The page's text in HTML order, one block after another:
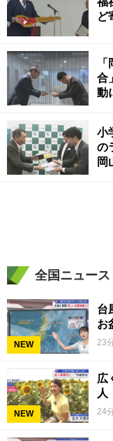
ど
合
動
小
の
岡
全国ニュース
NEW
台
お
23
NEW
広
人
24